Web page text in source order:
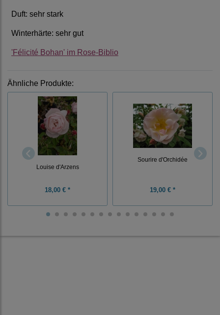
Duft: sehr stark
Winterhärte: sehr gut
'Félicité Bohan' im Rose-Biblio
Ähnliche Produkte:
Louise d'Arzens
18,00 € *
Sourire d'Orchidée
19,00 € *